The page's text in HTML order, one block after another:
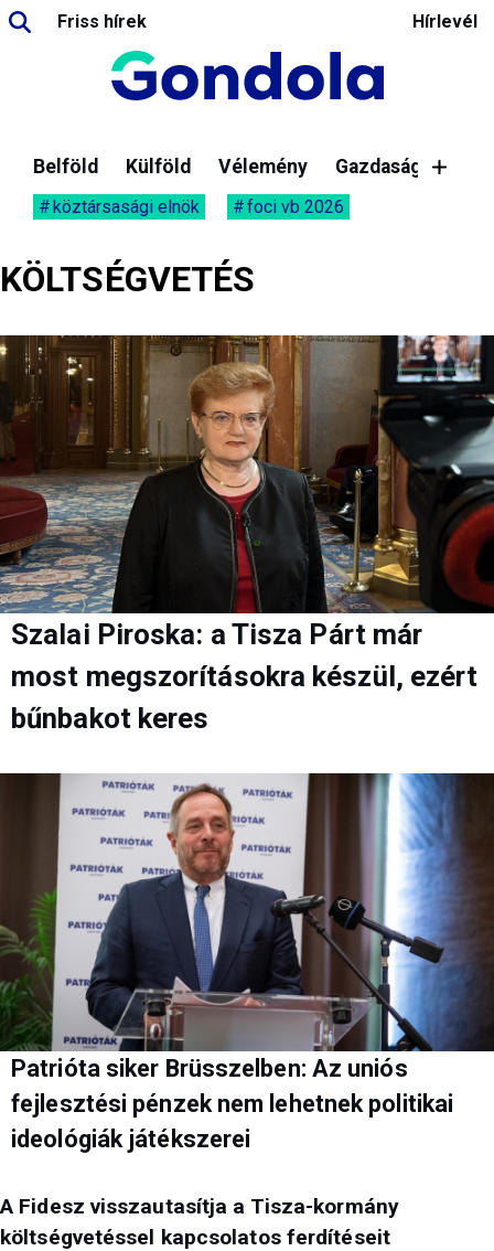
Friss hírek Hírlevél
Belföld Külföld Vélemény Gazdaság
köztársasági elnök foci vb 2026
KÖLTSÉGVETÉS
Szalai Piroska: a Tisza Párt már
most megszorításokra készül, ezért
bűnbakot keres
Patrióta siker Brüsszelben: Az uniós
fejlesztési pénzek nem lehetnek politikai
ideológiák játékszerei
A Fidesz visszautasítja a Tisza-kormány
költségvetéssel kapcsolatos ferdítéseit